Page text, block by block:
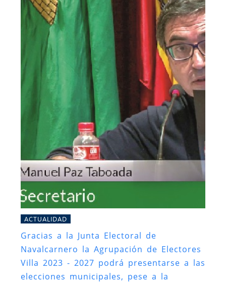
ACTUALIDAD
Gracias a la Junta Electoral de
Navalcarnero la Agrupación de Electores
Villa 2023 - 2027 podrá presentarse a las
elecciones municipales, pese a la